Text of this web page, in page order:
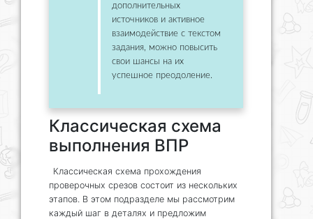
дополнительных
источников и активное
взаимодействие с текстом
задания, можно повысить
свои шансы на их
успешное преодоление.
Классическая схема
выполнения ВПР
Классическая схема прохождения
проверочных срезов состоит из нескольких
этапов. В этом подразделе мы рассмотрим
каждый шаг в деталях и предложим